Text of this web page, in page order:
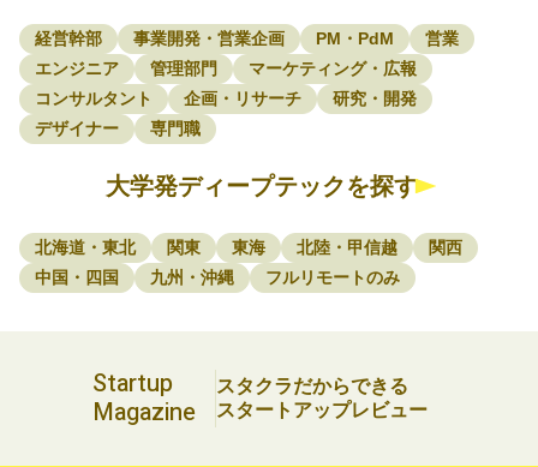
経営幹部 事業開発・営業企画 PM・PdM
営業
エンジニア
管理部門
マーケティング・広報
コンサルタント
企画・リサーチ
研究・開発
デザイナー
専門職
大学発ディープテックを探す
北海道・東北 関東 東海 北陸・甲信越
関西
中国・四国
九州・沖縄 フルリモートのみ
Startup
Magazine
スタクラだからできる
スタートアップレビュー